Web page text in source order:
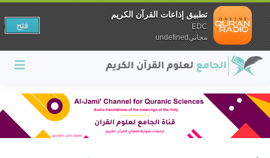
تطبيق إذاعات القرآن الكريم
EDC
مجانيundefined
فتح